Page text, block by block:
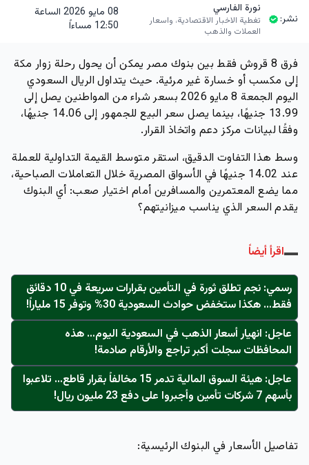
نشر:
نورة الفارسي
تغطية الاخبار الاقتصادية، واسعار
العملات والذهب
08 مايو 2026 الساعة
12:50 مساءاً
فرق 8 قروش فقط بين بنوك مصر يمكن أن يحول رحلة زوار مكة
إلى مكسب أو خسارة غير مرئية. حيث يتداول الريال السعودي
اليوم الجمعة 8 مايو 2026 بسعر شراء من المواطنين يصل إلى
13.99 جنيهًا، بينما يصل سعر البيع للجمهور إلى 14.06 جنيهًا،
وفقًا لبيانات مركز دعم واتخاذ القرار.
وسط هذا التفاوت الدقيق، استقر متوسط القيمة التداولية للعملة
عند 14.02 جنيهًا في الأسواق المصرية خلال التعاملات الصباحية،
مما يضع المعتمرين والمسافرين أمام اختيار صعب: أي البنوك
يقدم السعر الذي يناسب ميزانيتهم؟
اقرأ أيضاً
رسمي: نجم تطلق ثورة في التأمين بقرارات سريعة في 10 دقائق
فقط… هكذا ستخفض حوادث السعودية 30% وتوفر 15 ملياراً!
عاجل: انهيار أسعار الذهب في السعودية اليوم… هذه
المحافظات سجلت أكبر تراجع والأرقام صادمة!
عاجل: هيئة السوق المالية تدمر 15 مخالفاً بقرار قاطع… تلاعبوا
بأسهم 7 شركات تأمين وأجبروا على دفع 23 مليون ريال!
تفاصيل الأسعار في البنوك الرئيسية: